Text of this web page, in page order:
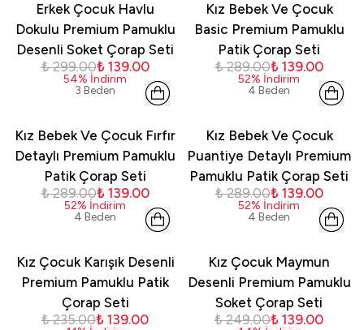
Erkek Çocuk Havlu
Dokulu Premium Pamuklu
Desenli Soket Çorap Seti
₺ 299.00₺ 139.00
54% İndirim
3 Beden
Kız Bebek Ve Çocuk
Basic Premium Pamuklu
Patik Çorap Seti
₺ 289.00₺ 139.00
52% İndirim
4 Beden
Kız Bebek Ve Çocuk Fırfır
Detaylı Premium Pamuklu
Patik Çorap Seti
₺ 289.00₺ 139.00
52% İndirim
4 Beden
Kız Bebek Ve Çocuk
Puantiye Detaylı Premium
Pamuklu Patik Çorap Seti
₺ 289.00₺ 139.00
52% İndirim
4 Beden
Kız Çocuk Karışık Desenli
Premium Pamuklu Patik
Çorap Seti
₺ 235.00₺ 139.00
Kız Çocuk Maymun
Desenli Premium Pamuklu
Soket Çorap Seti
₺ 249.00₺ 139.00